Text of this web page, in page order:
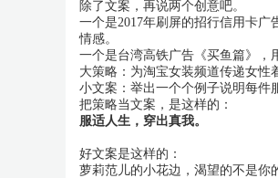
除了文案，再说两个创意吧。
一个是2017年刷屏的招行信用卡
情感。
一个是台湾高铁广告《买鱼篇》，
大策略：为淘宝女装频道传递女性
小文案：举出一个个例子说明每件
把策略当文案，是这样的：
服适人生，穿出真我。
好文案是这样的：
萝莉范儿的小花边，渴望的不是你